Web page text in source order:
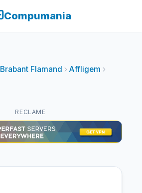
Compumania
Brabant Flamand
Affligem
RECLAME